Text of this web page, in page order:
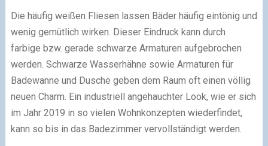
Die häufig weißen Fliesen lassen Bäder häufig eintönig und
wenig gemütlich wirken. Dieser Eindruck kann durch
farbige bzw. gerade schwarze Armaturen aufgebrochen
werden. Schwarze Wasserhähne sowie Armaturen für
Badewanne und Dusche geben dem Raum oft einen völlig
neuen Charm. Ein industriell angehauchter Look, wie er sich
im Jahr 2019 in so vielen Wohnkonzepten wiederfindet,
kann so bis in das Badezimmer vervollständigt werden.